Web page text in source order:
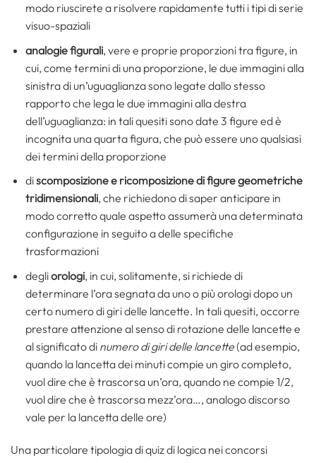
modo riuscirete a risolvere rapidamente tutti i tipi di serie
visuo-spaziali
analogie figurali, vere e proprie proporzioni tra figure, in
cui, come termini di una proporzione, le due immagini alla
sinistra di un’uguaglianza sono legate dallo stesso
rapporto che lega le due immagini alla destra
dell’uguaglianza: in tali quesiti sono date 3 figure ed è
incognita una quarta figura, che può essere uno qualsiasi
dei termini della proporzione
discomposizione e ricomposizione di figure geometriche
tridimensionali, che richiedono di saper anticipare in
modo corretto quale aspetto assumerà una determinata
configurazione in seguito a delle specifiche
trasformazioni
degliorologi, in cui, solitamente, si richiede di
determinare l’ora segnata da uno o più orologi dopo un
certo numero di giri delle lancette. In tali quesiti, occorre
prestare attenzione al senso di rotazione delle lancette e
al significato di numero di giri delle lancette(ad esempio,
quando la lancetta dei minuti compie un giro completo,
vuol dire che è trascorsa un’ora, quando ne compie 1/2,
vuol dire che è trascorsa mezz’ora…, analogo discorso
vale per la lancetta delle ore)
Una particolare tipologia di quiz di logica nei concorsi